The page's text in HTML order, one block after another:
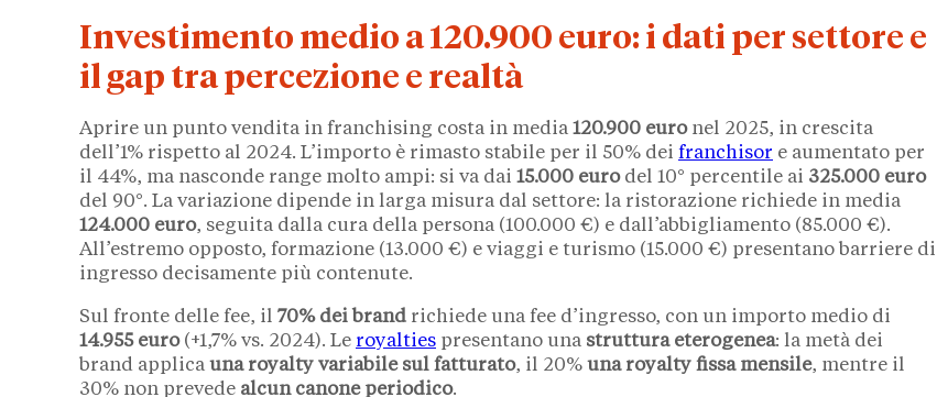
Investimento medio a 120.900 euro: i dati per settore e
il gap tra percezione e realtà
Aprire un punto vendita in franchising costa in media 120.900 euronel 2025, in crescita
dell’1% rispetto al 2024. L’importo è rimasto stabile per il 50% dei franchisor e aumentato per
il 44%, ma nasconde range molto ampi: si va dai 15.000 eurodel 10° percentile ai 325.000 euro
del 90°. La variazione dipende in larga misura dal settore: la ristorazione richiede in media
124.000 euro, seguita dalla cura della persona (100.000 €) e dall’abbigliamento (85.000 €).
All’estremo opposto, formazione (13.000 €) e viaggi e turismo (15.000 €) presentano barriere di
ingresso decisamente più contenute.
Sul fronte delle fee, il 70% dei brand richiede una fee d’ingresso, con un importo medio di
14.955 euro(+1,7% vs. 2024). Le royalties presentano una struttura eterogenea: la metà dei
brand applica una royalty variabile sul fatturato, il 20% una royalty fissa mensile, mentre il
30% non prevede alcun canone periodico.